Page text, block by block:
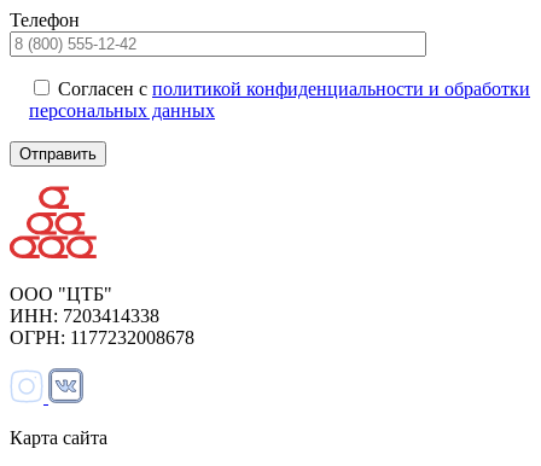
Телефон
Согласен с политикой конфиденциальности и обработки
персональных данных
ООО "ЦТБ"
ИНН: 7203414338
ОГРН: 1177232008678
Карта сайта